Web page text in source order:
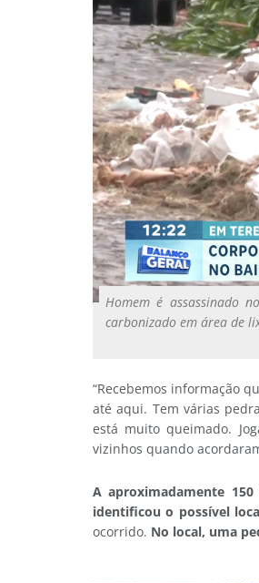
Homem é assassinado
carbonizado em área de
“Recebemos informação
até aqui. Tem várias
está muito queimado.
vizinhos quando
A aproximadamente
identificou o possível
ocorrido. No local, uma